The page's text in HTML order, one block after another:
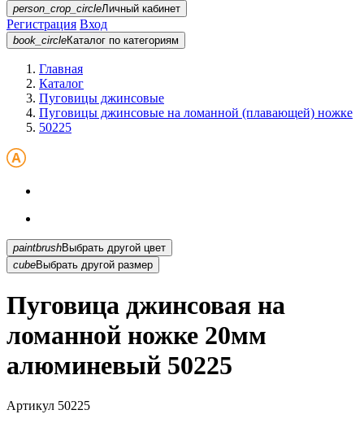
person_crop_circleЛичный кабинет
Регистрация Вход
book_circleКаталог по категориям
Главная
Каталог
Пуговицы джинсовые
Пуговицы джинсовые на ломанной (плавающей) ножке
50225
paintbrush
Выбрать другой цвет
cubeВыбрать другой размер
Пуговица джинсовая на
ломанной ножке 20мм
алюминевый 50225
Артикул 50225